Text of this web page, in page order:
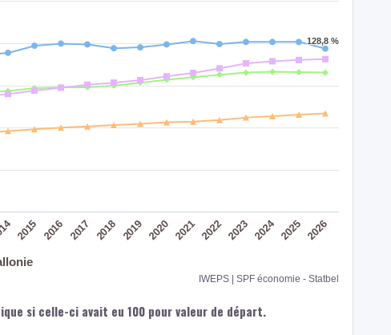
2015 2016 2017 2018 2019 2020 2021 2022 2023 2024 2025 2026
IWEPS | SPF économie - Statbel
128,8 %
128,8 %
si celle-ci avait eu 100 pour valeur de départ.